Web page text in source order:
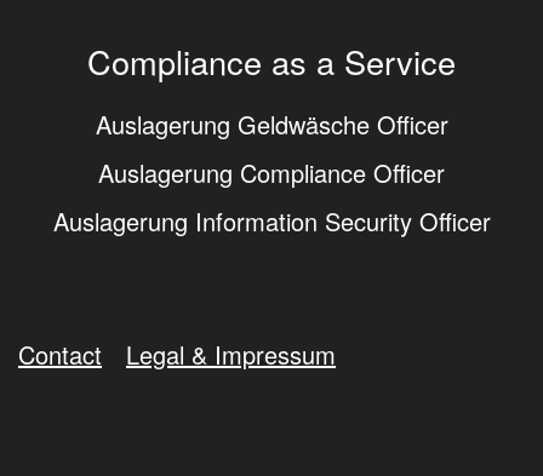
Compliance as a Service
Auslagerung Geldwäsche Officer
Auslagerung Compliance Officer
Auslagerung Information Security Officer
Contact Legal & Impressum